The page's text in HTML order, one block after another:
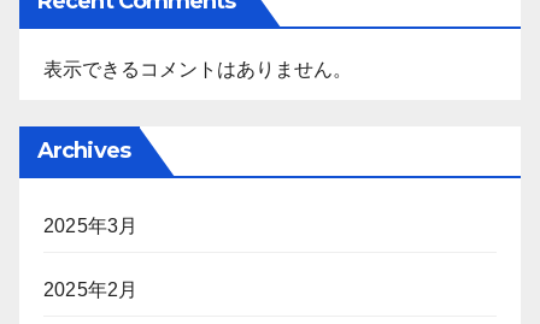
表示できるコメントはありません。
Archives
2025年3月
2025年2月